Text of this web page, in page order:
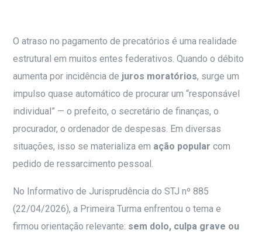
O atraso no pagamento de precatórios é uma realidade
estrutural em muitos entes federativos. Quando o débito
aumenta por incidência de juros moratórios, surge um
impulso quase automático de procurar um “responsável
individual” — o prefeito, o secretário de finanças, o
procurador, o ordenador de despesas. Em diversas
situações, isso se materializa em ação popular com
pedido de ressarcimento pessoal.
No Informativo de Jurisprudência do STJ nº 885
(22/04/2026), a Primeira Turma enfrentou o tema e
firmou orientação relevante: sem dolo, culpa grave ou